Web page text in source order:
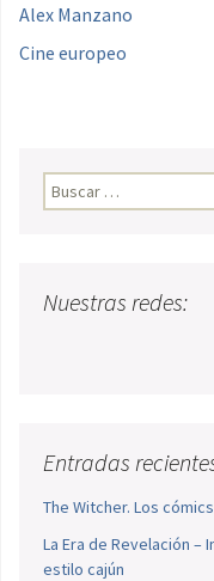
Alex Manzano
Cine europeo
Buscar:
Nuestras redes:
Entradas
The Witcher. Los
La Era de Revelación –
estilo cajún